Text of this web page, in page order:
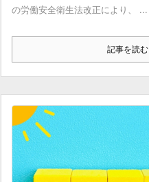
の労働安全衛生法改正により、 ...
記事を読む